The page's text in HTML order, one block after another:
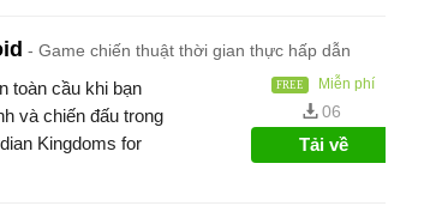
Game chiến thuật thời gian thực hấp dẫn
toàn cầu khi bạn
và chiến đấu trong
Kingdoms for
Miễn phí
06
Tải về